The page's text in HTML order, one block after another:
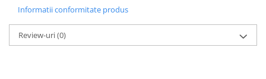
Informatii conformitate produs
Review-uri(0)